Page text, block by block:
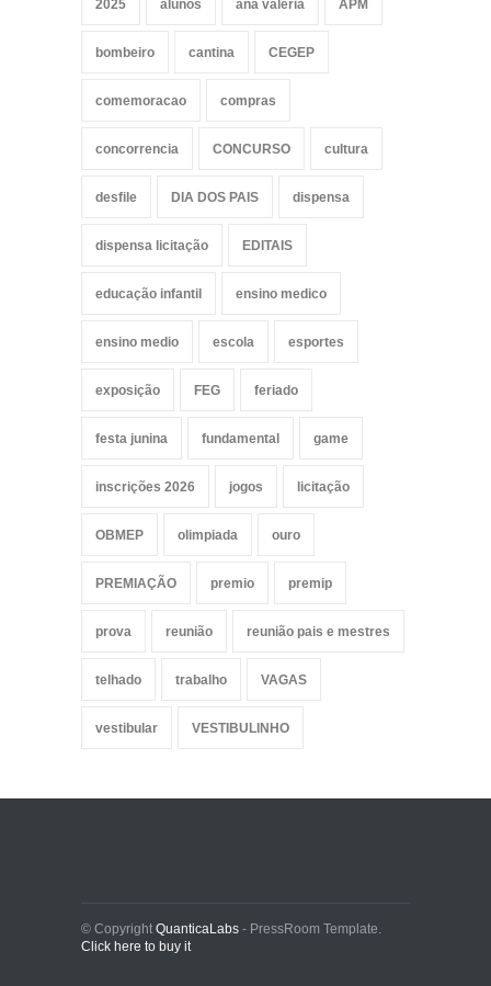
2025 alunos ana valeria APM
bombeiro cantina CEGEP
comemoracao compras
concorrencia CONCURSO cultura
desfile DIA DOS PAIS dispensa
dispensa licitação EDITAIS
educação infantil ensino medico
ensino medio escola esportes
exposição FEG feriado
festa junina fundamental game
inscrições 2026 jogos licitação
OBMEP olimpiada ouro
PREMIAÇÃO premio premip
prova reunião reunião pais e mestres
telhado trabalho VAGAS
vestibular VESTIBULINHO
© Copyright QuanticaLabs - PressRoom Template.
Click here to buy it